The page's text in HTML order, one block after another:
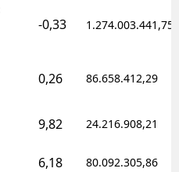
-0,33 1.274.003.441,75
0,26 86.658.412,29
9,82 24.216.908,21
6,18 80.092.305,86